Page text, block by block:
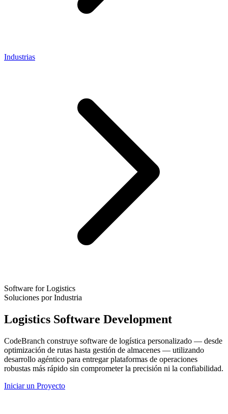
Industrias
Software for Logistics
Soluciones por Industria
Logistics Software Development
CodeBranch construye software de logística personalizado — desde
optimización de rutas hasta gestión de almacenes — utilizando
desarrollo agéntico para entregar plataformas de operaciones
robustas más rápido sin comprometer la precisión ni la confiabilidad.
Iniciar un Proyecto